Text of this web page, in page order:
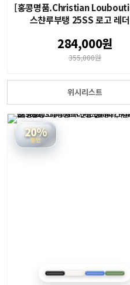
[홍콩명품.Christian
스챤루부탱 25SS 로고 레
284,000원
355,000원
위시리스트
20%
할인